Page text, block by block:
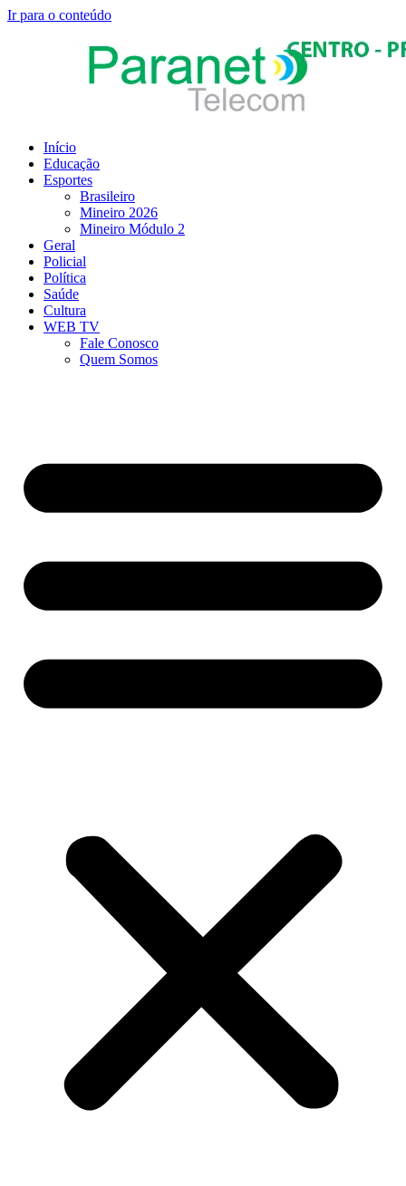
Ir para o conteúdo
Início
Educação
Esportes
Brasileiro
Mineiro 2026
Mineiro Módulo 2
Geral
Policial
Política
Saúde
Cultura
WEB TV
Fale Conosco
Quem Somos